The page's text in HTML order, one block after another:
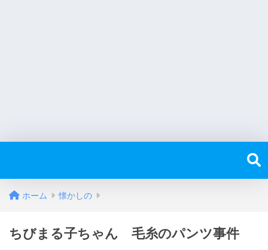
ホーム 懐かしの
ちびまる子ちゃん 毛糸のパンツ事件